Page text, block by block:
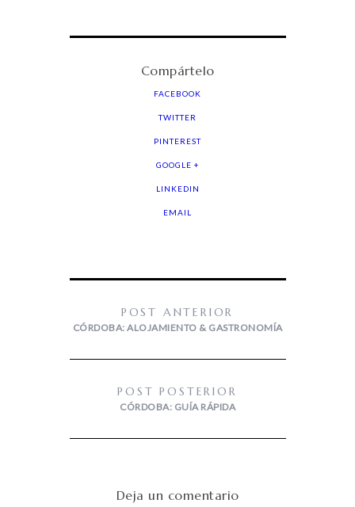
Compártelo
FACEBOOK
TWITTER
PINTEREST
GOOGLE +
LINKEDIN
EMAIL
POST ANTERIOR
CÓRDOBA: ALOJAMIENTO & GASTRONOMÍA
POST POSTERIOR
CÓRDOBA: GUÍA RÁPIDA
Deja un comentario